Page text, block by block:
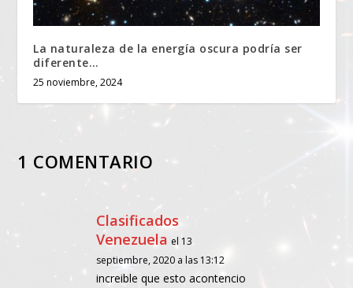
La naturaleza de la energía oscura podría ser
diferente…
25 noviembre, 2024
1 COMENTARIO
Clasificados
Venezuela el 13
septiembre, 2020 a las 13:12
increible que esto acontencio